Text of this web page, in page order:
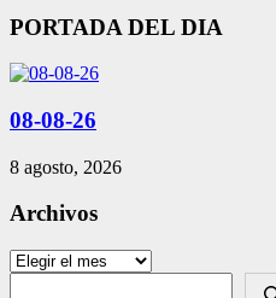
PORTADA DEL DIA
08-08-26
8 agosto, 2026
Archivos
Archivos